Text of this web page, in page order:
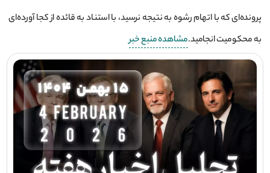
پرونده‌ای که با اتهام رشوه به نتیجه نرسید، با استناد به قائده از کجا آورده‌ای
به محکومیت انجامید.مشاهده منبع خبر